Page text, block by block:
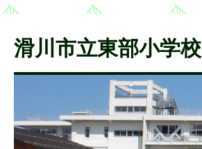
滑川市立東部小学校